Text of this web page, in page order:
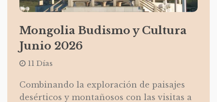
Mongolia Budismo y Cultura
Junio 2026
11 Días
Combinando la exploración de paisajes
desérticos y montañosos con las visitas a